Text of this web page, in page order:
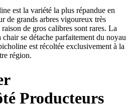
est la variété la plus répandue en
de grands arbres vigoureux très
de gros calibres sont rares. La
se détache parfaitement du noyau
est récoltée exclusivement à la
région.
Producteurs